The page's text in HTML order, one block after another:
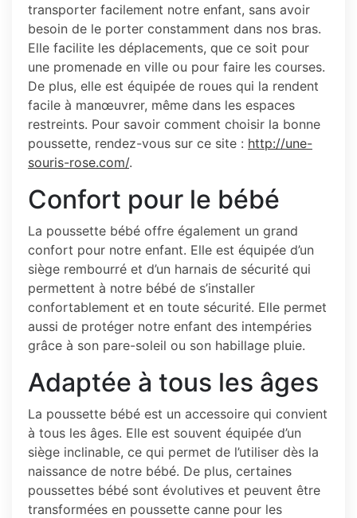
transporter facilement notre enfant, sans avoir
besoin de le porter constamment dans nos bras.
Elle facilite les déplacements, que ce soit pour
une promenade en ville ou pour faire les courses.
De plus, elle est équipée de roues qui la rendent
facile à manœuvrer, même dans les espaces
restreints. Pour savoir comment choisir la bonne
poussette, rendez-vous sur ce site : http://une-
souris-rose.com/.
Confort pour le bébé
La poussette bébé offre également un grand
confort pour notre enfant. Elle est équipée d’un
siège rembourré et d’un harnais de sécurité qui
permettent à notre bébé de s’installer
confortablement et en toute sécurité. Elle permet
aussi de protéger notre enfant des intempéries
grâce à son pare-soleil ou son habillage pluie.
Adaptée à tous les âges
La poussette bébé est un accessoire qui convient
à tous les âges. Elle est souvent équipée d’un
siège inclinable, ce qui permet de l’utiliser dès la
naissance de notre bébé. De plus, certaines
poussettes bébé sont évolutives et peuvent être
transformées en poussette canne pour les